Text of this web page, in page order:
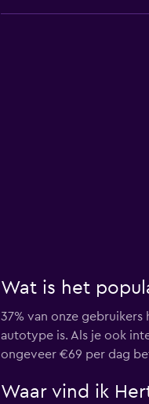
Wat is het
37% van onze
autotype is. Als je ook
ongeveer €69 per dag
Waar vind ik